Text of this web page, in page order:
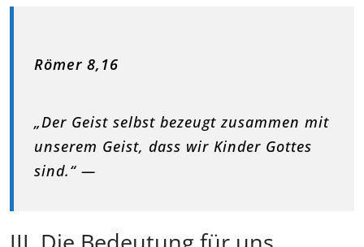
Römer 8,16
„Der Geist selbst bezeugt zusammen mit
unserem Geist, dass wir Kinder Gottes
sind.“ —